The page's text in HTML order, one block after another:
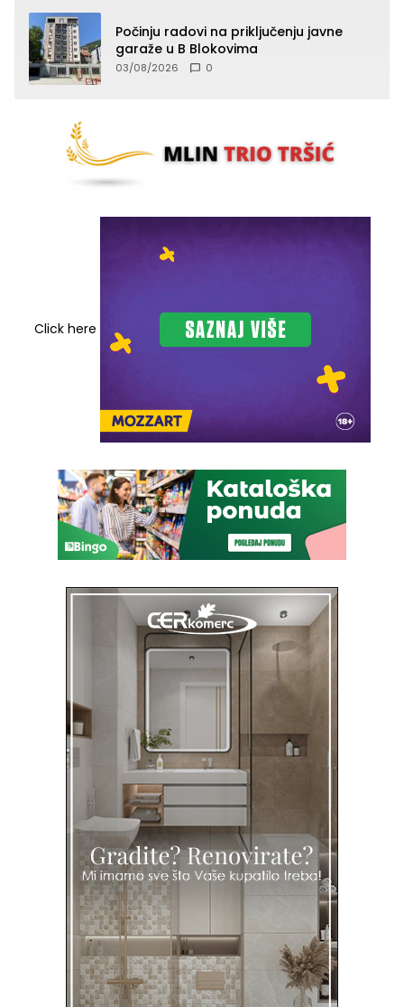
Počinju radovi na priključenju javne
garaže u B Blokovima
03/08/2026 0
Click here